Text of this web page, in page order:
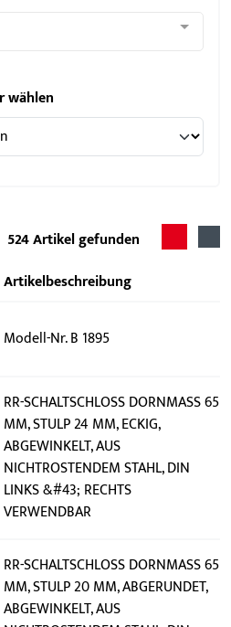
wählen
524Artikel gefunden
Artikelbeschreibung
Modell-Nr. B 1895
RR-SCHALTSCHLOSS DORNMASS 65
MM, STULP 24 MM, ECKIG,
ABGEWINKELT, AUS
NICHTROSTENDEM STAHL, DIN
LINKS &#43; RECHTS
VERWENDBAR
RR-SCHALTSCHLOSS DORNMASS 65
MM, STULP 20 MM, ABGERUNDET,
ABGEWINKELT, AUS